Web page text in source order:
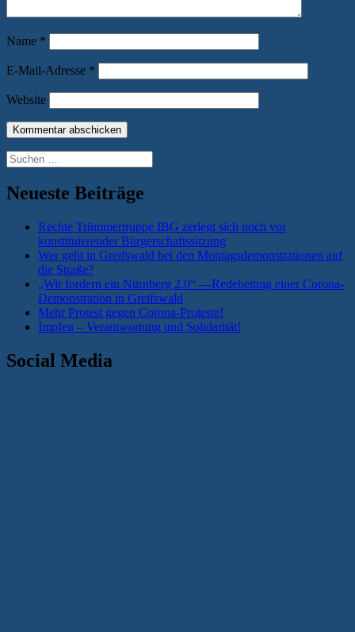
Name *
E-Mail-Adresse *
Website
Suchen
nach:
Neueste Beiträge
Rechte Trümmertruppe IBG zerlegt sich noch vor
konstituierender Bürgerschaftssitzung
Wer geht in Greifswald bei den Montagsdemonstrationen auf
die Straße?
„Wir fordern ein Nürnberg 2.0“ —Redebeitrag einer Corona-
Demonstration in Greifswald
Mehr Protest gegen Corona-Proteste!
Impfen – Verantwortung und Solidarität!
Social Media